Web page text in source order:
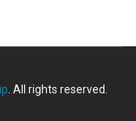
. All rights reserved.